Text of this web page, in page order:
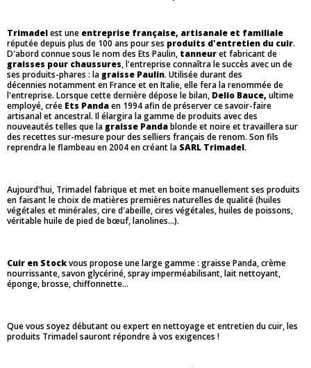
Trimadelest une entreprise française, artisanale et familiale
réputée depuis plus de 100 ans pour ses produits d'entretien du cuir.
D'abord connue sous le nom des Ets Paulin, tanneuret fabricant de
graisses pour chaussures, l'entreprise connaîtra le succès avec un de
ses produits-phares : la graisse Paulin. Utilisée durant des
décennies notamment en France et en Italie, elle fera la renommée de
l'entreprise. Lorsque cette dernière dépose le bilan, Delio Bauce, ultime
employé, crée Ets Pandaen 1994 afin de préserver ce savoir-faire
artisanal et ancestral. Il élargira la gamme de produits avec des
nouveautés telles que la graisse Pandablonde et noire et travaillera sur
des recettes sur-mesure pour des selliers français de renom. Son fils
reprendra le flambeau en 2004 en créant la SARL Trimadel.
Aujourd'hui, Trimadel fabrique et met en boite manuellement ses produits
en faisant le choix de matières premières naturelles de qualité (huiles
végétales et minérales, cire d'abeille, cires végétales, huiles de poissons,
véritable huile de pied de bœuf, lanolines...).
Cuir en Stockvous propose une large gamme : graisse Panda, crème
nourrissante, savon glycériné, spray imperméabilisant, lait nettoyant,
éponge, brosse, chiffonnette...
Que vous soyez débutant ou expert en nettoyage et entretien du cuir, les
produits Trimadel sauront répondre à vos exigences !